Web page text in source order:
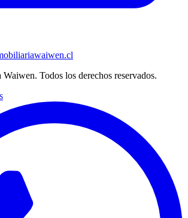
Todos los derechos reservados.